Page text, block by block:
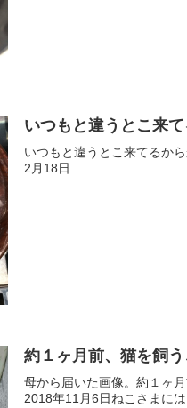
いつもと違うとこ来
いつもと違うとこ来てるか
2月18日
約１ヶ月前、猫を飼
母から届いた画像。約１ヶ
2018年11月6日ねこさまに